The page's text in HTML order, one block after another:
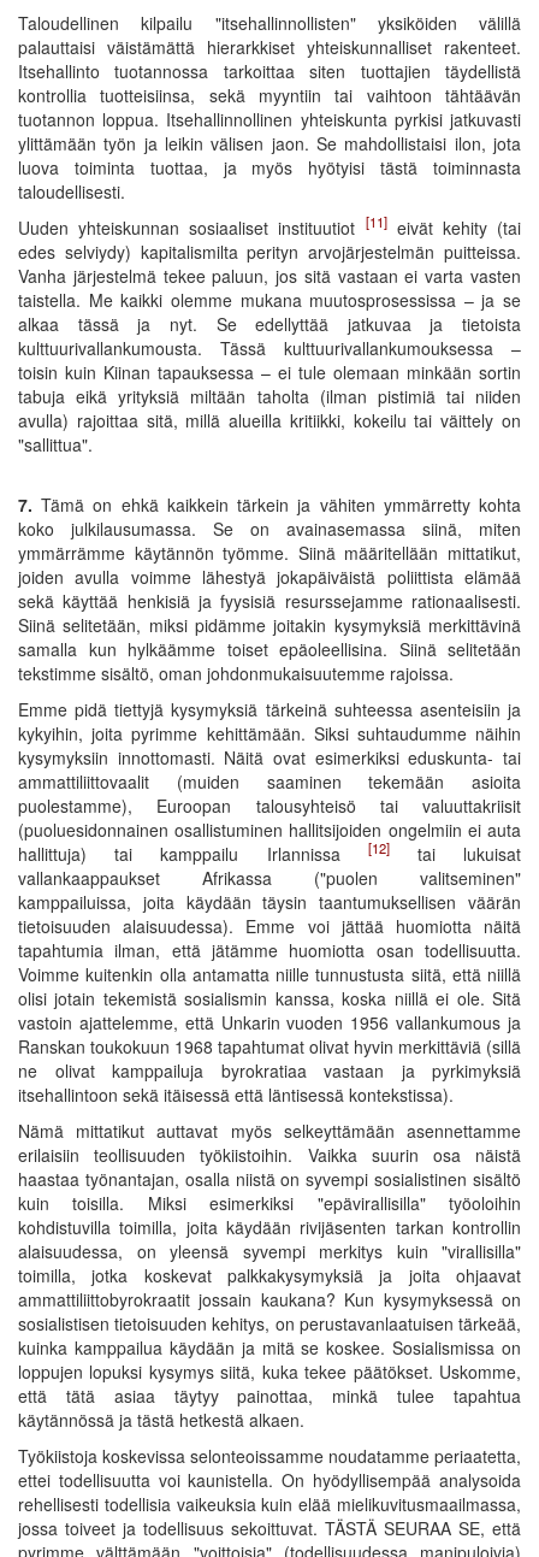
Taloudellinen kilpailu "itsehallinnollisten" yksiköiden välillä
palauttaisi väistämättä hierarkkiset yhteiskunnalliset rakenteet.
Itsehallinto tuotannossa tarkoittaa siten tuottajien täydellistä
kontrollia tuotteisiinsa, sekä myyntiin tai vaihtoon tähtäävän
tuotannon loppua. Itsehallinnollinen yhteiskunta pyrkisi jatkuvasti
ylittämään työn ja leikin välisen jaon. Se mahdollistaisi ilon, jota
luova toiminta tuottaa, ja myös hyötyisi tästä toiminnasta
taloudellisesti.
Uuden yhteiskunnan sosiaaliset instituutiot [11]eivät kehity (tai
edes selviydy) kapitalismilta perityn arvojärjestelmän puitteissa.
Vanha järjestelmä tekee paluun, jos sitä vastaan ei varta vasten
taistella. Me kaikki olemme mukana muutosprosessissa – ja se
alkaa tässä ja nyt. Se edellyttää jatkuvaa ja tietoista
kulttuurivallankumousta. Tässä kulttuurivallankumouksessa –
toisin kuin Kiinan tapauksessa – ei tule olemaan minkään sortin
tabuja eikä yrityksiä miltään taholta (ilman pistimiä tai niiden
avulla) rajoittaa sitä, millä alueilla kritiikki, kokeilu tai väittely on
"sallittua".
7. Tämä on ehkä kaikkein tärkein ja vähiten ymmärretty kohta
koko julkilausumassa. Se on avainasemassa siinä, miten
ymmärrämme käytännön työmme. Siinä määritellään mittatikut,
joiden avulla voimme lähestyä jokapäiväistä poliittista elämää
sekä käyttää henkisiä ja fyysisiä resurssejamme rationaalisesti.
Siinä selitetään, miksi pidämme joitakin kysymyksiä merkittävinä
samalla kun hylkäämme toiset epäoleellisina. Siinä selitetään
tekstimme sisältö, oman johdonmukaisuutemme rajoissa.
Emme pidä tiettyjä kysymyksiä tärkeinä suhteessa asenteisiin ja
kykyihin, joita pyrimme kehittämään. Siksi suhtaudumme näihin
kysymyksiin innottomasti. Näitä ovat esimerkiksi eduskunta- tai
ammattiliittovaalit (muiden saaminen tekemään asioita
puolestamme), Euroopan talousyhteisö tai valuuttakriisit
(puoluesidonnainen osallistuminen hallitsijoiden ongelmiin ei auta
hallittuja) tai kamppailu Irlannissa
[12]tai lukuisat
vallankaappaukset Afrikassa ("puolen valitseminen"
kamppailuissa, joita käydään täysin taantumuksellisen väärän
tietoisuuden alaisuudessa). Emme voi jättää huomiotta näitä
tapahtumia ilman, että jätämme huomiotta osan todellisuutta.
Voimme kuitenkin olla antamatta niille tunnustusta siitä, että niillä
olisi jotain tekemistä sosialismin kanssa, koska niillä ei ole. Sitä
vastoin ajattelemme, että Unkarin vuoden 1956 vallankumous ja
Ranskan toukokuun 1968 tapahtumat olivat hyvin merkittäviä (sillä
ne olivat kamppailuja byrokratiaa vastaan ja pyrkimyksiä
itsehallintoon sekä itäisessä että läntisessä kontekstissa).
Nämä mittatikut auttavat myös selkeyttämään asennettamme
erilaisiin teollisuuden työkiistoihin. Vaikka suurin osa näistä
haastaa työnantajan, osalla niistä on syvempi sosialistinen sisältö
kuin toisilla. Miksi esimerkiksi "epävirallisilla" työoloihin
kohdistuvilla toimilla, joita käydään rivijäsenten tarkan kontrollin
alaisuudessa, on yleensä syvempi merkitys kuin "virallisilla"
toimilla, jotka koskevat palkkakysymyksiä ja joita ohjaavat
ammattiliittobyrokraatit jossain kaukana? Kun kysymyksessä on
sosialistisen tietoisuuden kehitys, on perustavanlaatuisen tärkeää,
kuinka kamppailua käydään ja mitä se koskee. Sosialismissa on
loppujen lopuksi kysymys siitä, kuka tekee päätökset. Uskomme,
että tätä asiaa täytyy painottaa, minkä tulee tapahtua
käytännössä ja tästä hetkestä alkaen.
Työkiistoja koskevissa selonteoissamme noudatamme periaatetta,
ettei todellisuutta voi kaunistella. On hyödyllisempää analysoida
rehellisesti todellisia vaikeuksia kuin elää mielikuvitusmaailmassa,
jossa toiveet ja todellisuus sekoittuvat. TÄSTÄ SEURAA SE, että
pyrimme välttämään "voittoisia" (todellisuudessa manipuloivia)